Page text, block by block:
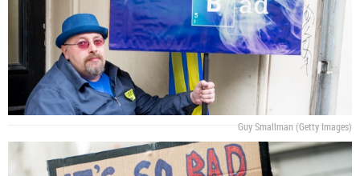
Guy Smallman (Getty Images)